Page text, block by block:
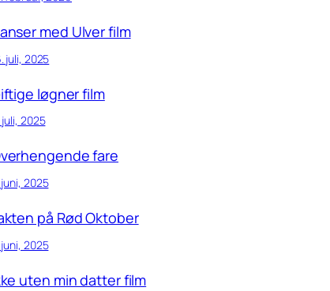
med Ulver film
juli, 2025
løgner film
juli, 2025
fare
2025
på Rød Oktober
2025
uten min datter film